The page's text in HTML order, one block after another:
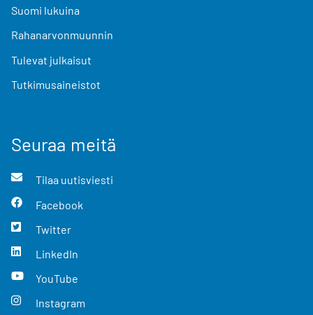
Suomi lukuina
Rahanarvonmuunnin
Tulevat julkaisut
Tutkimusaineistot
Seuraa meitä
Tilaa uutisviesti
Facebook
Twitter
LinkedIn
YouTube
Instagram